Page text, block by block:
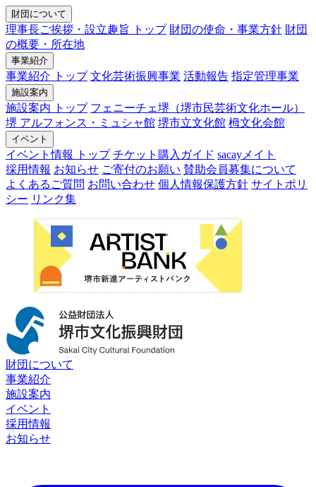
財団について
理事長ご挨拶・設立趣旨 トップ 財団の使命・事業方針 財団
の概要・所在地
事業紹介
事業紹介 トップ 文化芸術振興事業 活動報告 指定管理事業
施設案内
施設案内 トップ フェニーチェ堺（堺市民芸術文化ホール）
堺 アルフォンス・ミュシャ館 堺市立文化館 栂文化会館
イベント
イベント情報 トップ チケット購入ガイド sacayメイト
採用情報 お知らせ ご寄付のお願い 賛助会員募集について
よくあるご質問 お問い合わせ 個人情報保護方針 サイトポリ
シー リンク集
財団について
事業紹介
施設案内
イベント
採用情報
お知らせ